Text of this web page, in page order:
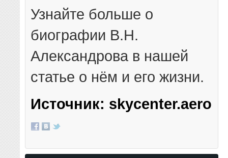
Узнайте больше о
биографии В.Н.
Александрова в нашей
статье о нём и его жизни.
Источник: skycenter.aero